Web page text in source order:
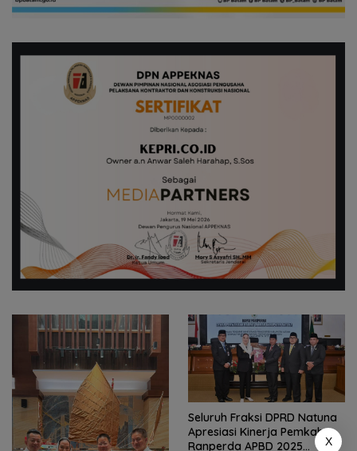
Seluruh Fraksi DPRD Natuna
Apresiasi Kinerja Pemkab,
Ranperda APBD 2025
X